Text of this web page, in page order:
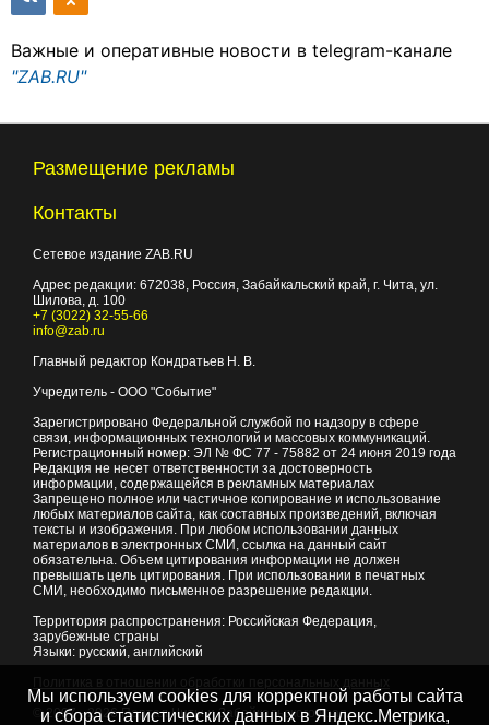
Важные и оперативные новости в telegram-канале
"ZAB.RU"
Размещение рекламы
Контакты
Сетевое издание ZAB.RU
Адрес редакции: 672038, Россия, Забайкальский край, г. Чита, ул.
Шилова, д. 100
+7 (3022) 32-55-66
info@zab.ru
Главный редактор Кондратьев Н. В.
Учредитель - ООО "Событие"
Зарегистрировано Федеральной службой по надзору в сфере
связи, информационных технологий и массовых коммуникаций.
Регистрационный номер: ЭЛ № ФС 77 - 75882 от 24 июня 2019 года
Редакция не несет ответственности за достоверность
информации, содержащейся в рекламных материалах
Запрещено полное или частичное копирование и использование
любых материалов сайта, как составных произведений, включая
тексты и изображения. При любом использовании данных
материалов в электронных СМИ, ссылка на данный сайт
обязательна. Объем цитирования информации не должен
превышать цель цитирования. При использовании в печатных
СМИ, необходимо письменное разрешение редакции.
Территория распространения: Российская Федерация,
зарубежные страны
Языки: русский, английский
© 2007 - 2026Портал Читы и Забайкальского края
Мы используем cookies для корректной работы сайта
и сбора статистических данных в Яндекс.Метрика,